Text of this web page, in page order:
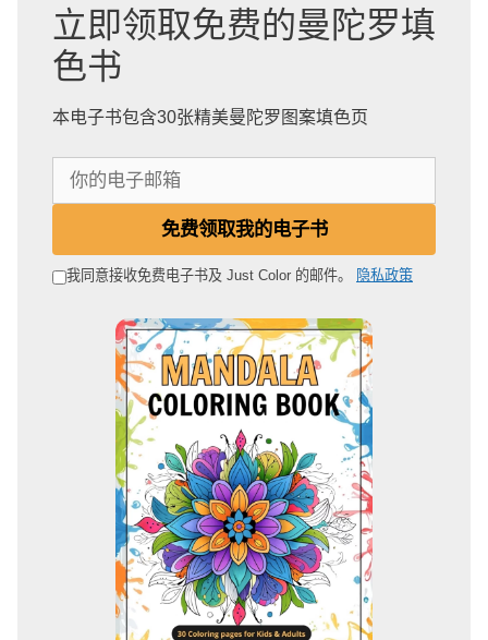
立即领取免费的曼陀罗填
色书
本电子书包含30张精美曼陀罗图案填色页
邮
免费领取我的电子书
我同意接收免费电子书及 Just Color 的邮件。 隐私政策